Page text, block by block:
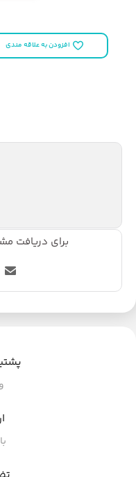
افزودن به علاقه مندی
برای دریافت
و ۷ روز هفته